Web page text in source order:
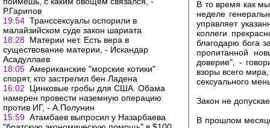
Р.Гарипов
19:54 Транссексуалы оспорили в
малайзийском суде закон шариата
18:28 Материи нет. Есть вера в
существование материи, - Искандар
Асадуллаев
18:05 Американские "морские котики"
спорят, кто застрелил бен Ладена
16:02
Цинковые гробы для США. Обама
намерен провести наземную операцию
против ИГ, - А.Полунин
15:59 Атамбаев выпросил у Назарбаева
В то время как
неделе
управляет
коллеги
благодарю бога
пропитанной
доверие", -
взоры всего
сексуального
Закон не
В прошлом